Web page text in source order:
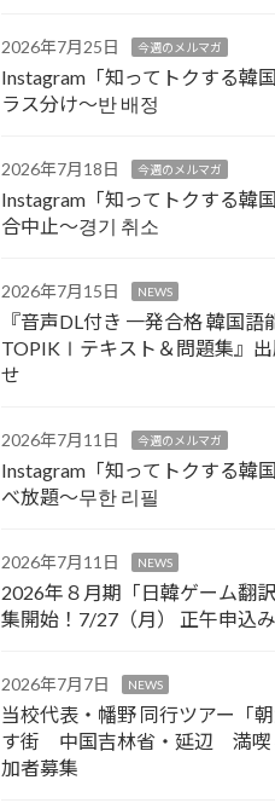
2026年7月25日 今週のメルマガ
Instagram「知ってトクする韓国
ラス分け～반 배정
2026年7月18日 今週のメルマガ
Instagram「知ってトクする韓国
合中止～경기 취소
2026年7月15日 NEWS
『音声DL付き 一発合格 韓国語
TOPIKⅠテキスト＆問題集』出
せ
2026年7月11日 今週のメルマガ
Instagram「知ってトクする韓国
べ放題～무한 리필
2026年7月11日 NEWS
2026年８月期「日韓ゲーム翻
集開始！7/27（月） 正午申込
2026年7月7日 NEWS
当校代表・幡野 同行ツアー「
す街 中国吉林省・延辺 満喫
加者募集